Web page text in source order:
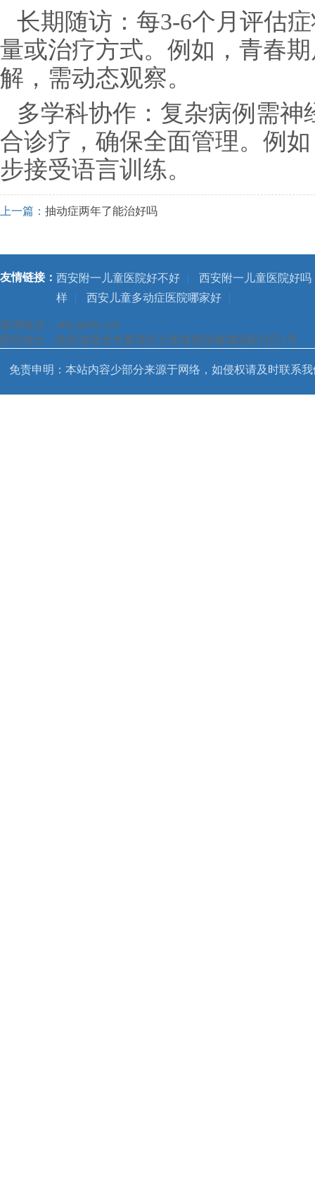
长期随访：每3-6个月评估
量或治疗方式。例如，青春
解，需动态观察。
多学科协作：复杂病例需
合诊疗，确保全面管理。例
步接受语言训练。
上一篇： 抽动症两年了能治好吗
友情链接： 西安附一儿童医院好不好 |
西安附一儿童医院好吗
样
| 西安儿童多动症医院哪家好 |
咨询电话：400-8699-120
医院地址：陕西省西安市雁塔区大寨路西段铭城国际社区1号
免责申明：本站内容少部分来源于网络，如侵权请及时联系